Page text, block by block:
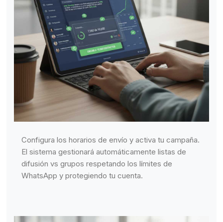
Configura los horarios de envío y activa tu campaña.
El sistema gestionará automáticamente listas de
difusión vs grupos respetando los límites de
WhatsApp y protegiendo tu cuenta.